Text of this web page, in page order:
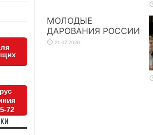
МОЛОДЫЕ
ДАРОВАНИЯ РОССИИ
21.07.2026
72